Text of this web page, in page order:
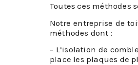
Toutes ces méthodes
Notre entreprise de
méthodes dont :
– L’isolation de
place les plaques de